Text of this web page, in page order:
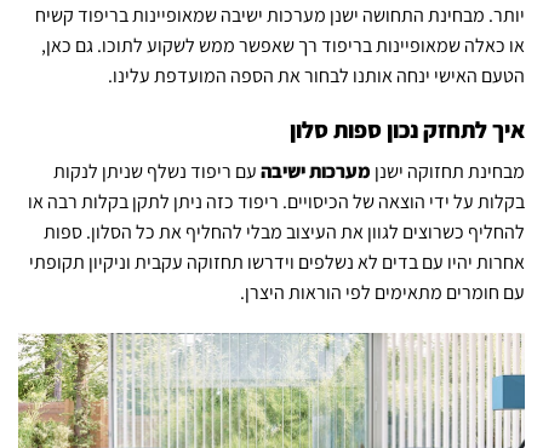
יותר. מבחינת התחושה ישנן מערכות ישיבה שמאופיינות בריפוד קשיח
או כאלה שמאופיינות בריפוד רך שאפשר ממש לשקוע לתוכו. גם כאן,
הטעם האישי ינחה אותנו לבחור את הספה המועדפת עלינו.
איך לתחזק נכון ספות סלון
מבחינת תחזוקה ישנן מערכות ישיבהעם ריפוד נשלף שניתן לנקות
בקלות על ידי הוצאה של הכיסויים. ריפוד כזה ניתן לתקן בקלות רבה או
להחליף כשרוצים לגוון את העיצוב מבלי להחליף את כל הסלון. ספות
אחרות יהיו עם בדים לא נשלפים וידרשו תחזוקה עקבית וניקיון תקופתי
עם חומרים מתאימים לפי הוראות היצרן.